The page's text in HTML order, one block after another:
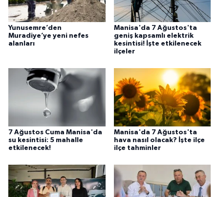
Yunusemre’den
Muradiye’ye yeni nefes
alanları
Manisa'da 7 Ağustos'ta
geniş kapsamlı elektrik
kesintisi! İşte etkilenecek
ilçeler
7 Ağustos Cuma Manisa'da
su kesintisi: 5 mahalle
etkilenecek!
Manisa'da 7 Ağustos'ta
hava nasıl olacak? İşte ilçe
ilçe tahminler